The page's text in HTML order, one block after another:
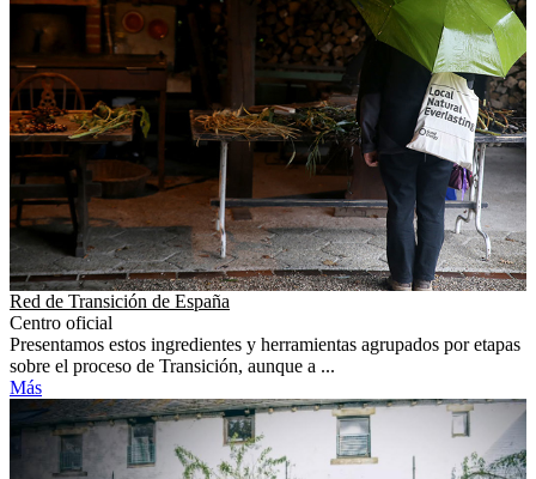
Red de Transición de España
Centro oficial
Presentamos estos ingredientes y herramientas agrupados por etapas
sobre el proceso de Transición, aunque a ...
Más